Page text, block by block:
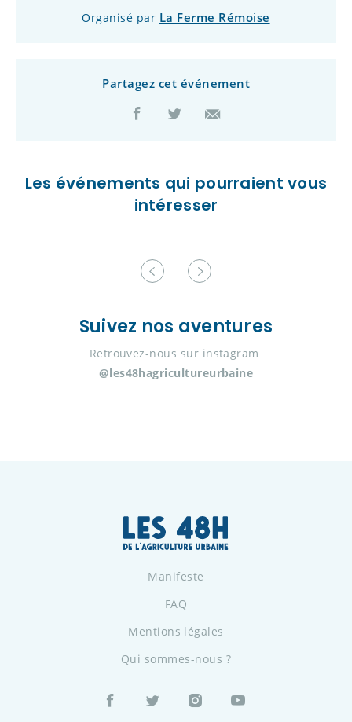
Organisé par La Ferme Rémoise
Partagez cet événement
Les événements qui pourraient vous
intéresser
Suivez nos aventures
Retrouvez-nous sur instagram
@les48hagricultureurbaine
Manifeste
FAQ
Mentions légales
Qui sommes-nous ?